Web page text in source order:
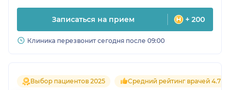
Записаться на прием + 200
Клиника перезвонит сегодня после 09:00
Выбор пациентов 2025 Средний рейтинг врачей 4.7